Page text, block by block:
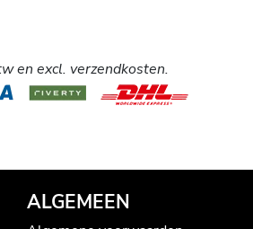
en excl. verzendkosten.
ALGEMEEN